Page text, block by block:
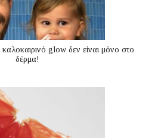
glow δεν είναι μόνο στο
δέρμα!